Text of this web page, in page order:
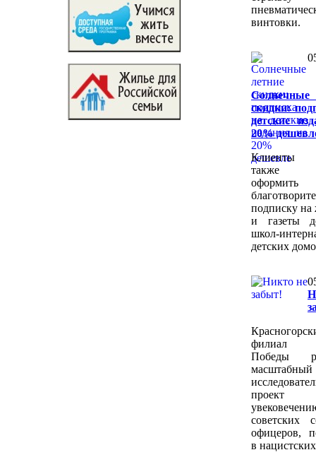
винтовки.
скидки:
детские
20%
Клиенты
также
оформить
подписку
и газеты
школ-
детских
филиал
Победы
масштабный
советских
офицеров,
в